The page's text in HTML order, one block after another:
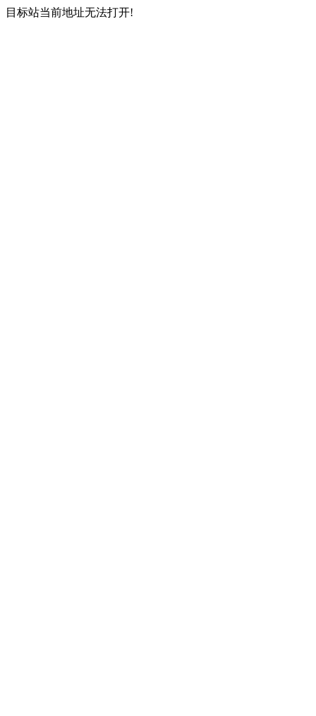
目标站当前地址无法打开!